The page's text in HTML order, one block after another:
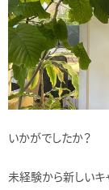
いかがでしたか？
未経験から新しいキ